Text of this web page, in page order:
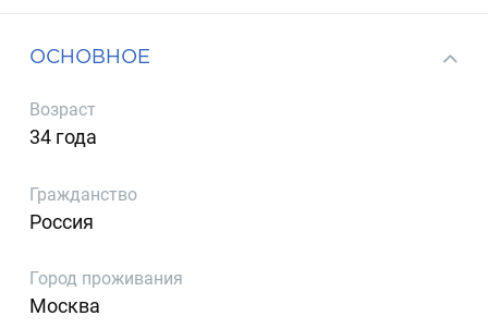
ОСНОВНОЕ
Возраст
34 года
Гражданство
Россия
Город проживания
Москва